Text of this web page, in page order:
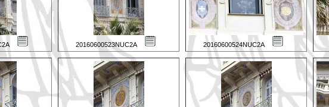
20160600523NUC2A 20160600524NUC2A